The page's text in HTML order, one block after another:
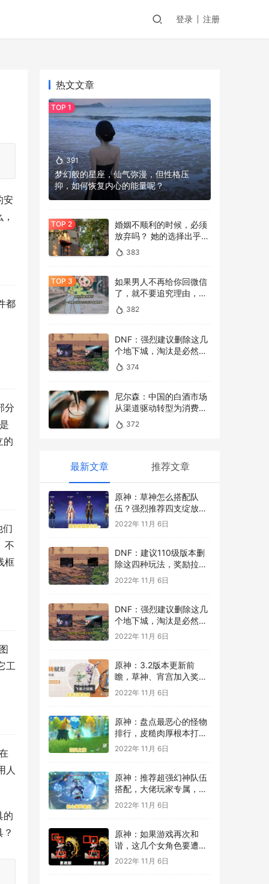
登录 注册
安
都
分
的
们
不
框
工
人
的
热文文章
391
梦幻般的星座，仙气弥漫，但性格压
抑，如何恢复内心的能量呢？
婚姻不顺利的时候，必须
放弃吗？ 她的选择出乎所
有人的意料
383
如果男人不再给你回微信
了，就不要追究理由，做
三件事就足够了
382
DNF：强烈建议删除这几
个地下城，淘汰是必然，
没有存在的必要！
374
尼尔森：中国的白酒市场
从渠道驱动转型为消费驱
动
372
最新文章 推荐文章
原神：草神怎么搭配队
伍？强烈推荐四支绽放激
化队伍，最适合草神
2022年 11月 6日
DNF：建议110级版本删
除这四种玩法，奖励拉
垮，白送都没人要！
2022年 11月 6日
DNF：强烈建议删除这几
个地下城，淘汰是必然，
没有存在的必要！
2022年 11月 6日
原神：3.2版本更新前
瞻，草神、宵宫加入奖
池，全新五星武器上线！
2022年 11月 6日
原神：盘点最恶心的怪物
排行，皮糙肉厚根本打不
死，建议绕道走！
2022年 11月 6日
原神：推荐超强幻神队伍
搭配，大佬玩家专属，瞬
间打出爆发伤害！
2022年 11月 6日
原神：如果游戏再次和
谐，这几个女角色要遭殃
了，魈和一斗最惨！
2022年 11月 6日